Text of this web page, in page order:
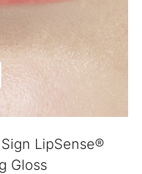
LipSense®
Gloss